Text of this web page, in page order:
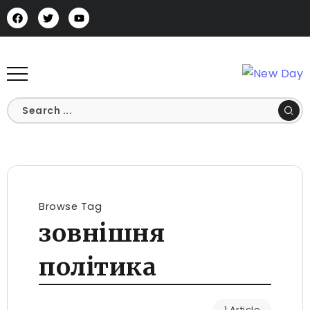
Browse Tag
зовнішня
політика